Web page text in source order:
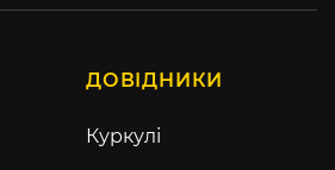
ДОВІДНИКИ
Куркулі